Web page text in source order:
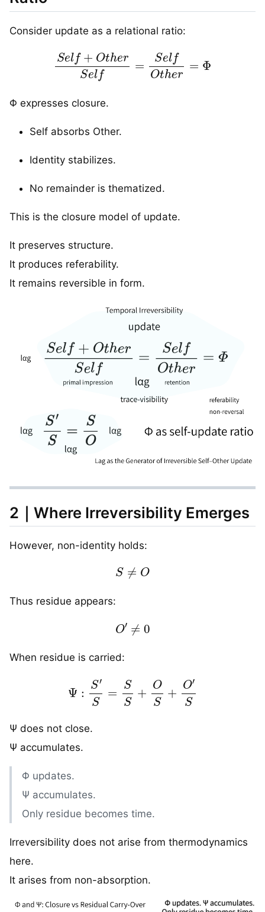
Consider update as a relational ratio:
elf+Ot herSel elfOt
Φ expresses closure.
Self absorbs Other.
Identity stabilizes.
No remainder is thematized.
This is the closure model of update.
It preserves structure.
It produces referability.
It remains reversible in form.
2｜Where Irreversibility Emerges
However, non-identity holds:
S ≠O
Thus residue appears:
O ≠ 0
When residue is carried:
S′S S S+ S
Ψ does not close.
Ψ accumulates.
Φ updates.
Ψ accumulates.
Only residue becomes time.
Irreversibility does not arise from thermodynamics
here.
It arises from non-absorption.